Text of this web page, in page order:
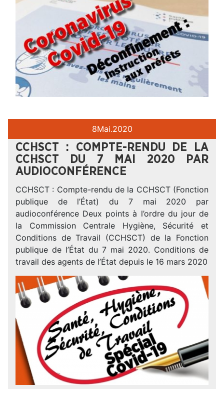
8Mai.2020
CCHSCT : COMPTE-RENDU DE LA
CCHSCT DU 7 MAI 2020 PAR
AUDIOCONFÉRENCE
CCHSCT : Compte-rendu de la CCHSCT (Fonction
publique de l’État) du 7 mai 2020 par
audioconférence Deux points à l’ordre du jour de
la Commission Centrale Hygiène, Sécurité et
Conditions de Travail (CCHSCT) de la Fonction
publique de l’État du 7 mai 2020. Conditions de
travail des agents de l’État depuis le 16 mars 2020